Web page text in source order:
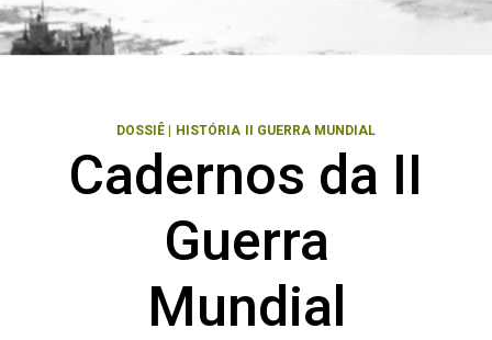
DOSSIÊ HISTÓRIA II GUERRA MUNDIAL
Cadernos da II
Guerra
Mundial